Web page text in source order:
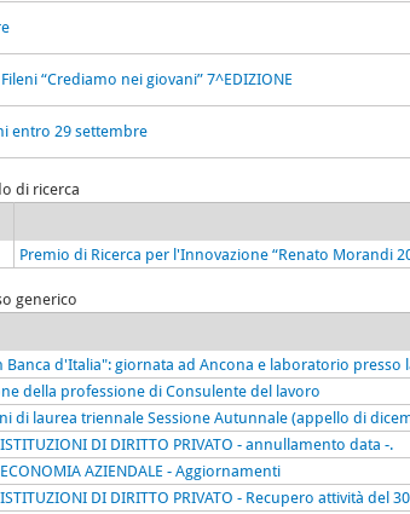
“Crediamo nei giovani” 7^EDIZIONE
entro 29 settembre
di ricerca
Premio di Ricerca per l'Innovazione “Renato Morandi
generico
Banca d'Italia": giornata ad Ancona e laboratorio presso
della professione di Consulente del lavoro
di laurea triennale Sessione Autunnale (appello di
DI DIRITTO PRIVATO - annullamento data -.
AZIENDALE - Aggiornamenti
DI DIRITTO PRIVATO - Recupero attività del